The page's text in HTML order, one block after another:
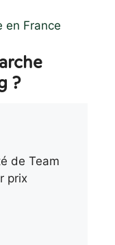
en France
?
de Team
prix